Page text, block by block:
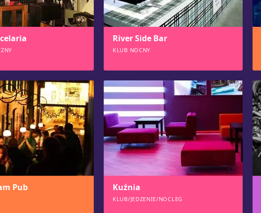
River Side Bar
KLUB NOCNY
Pub Kuźnia
KLUB/JEDZENIE/NOCLEG